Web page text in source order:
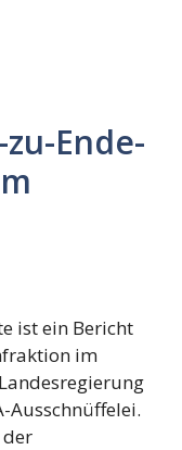
Ende-
ist ein Bericht
im
Ausschnüffelei.